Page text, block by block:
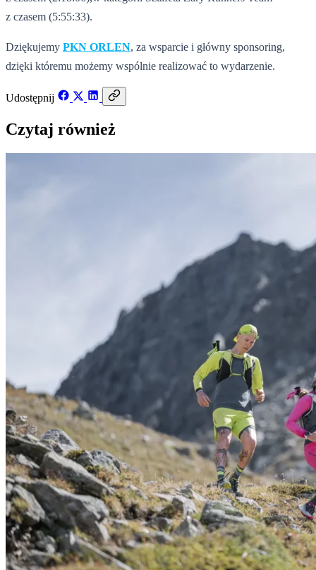
z czasem (5:55:33).
Dziękujemy PKN ORLEN, za wsparcie i główny sponsoring,
dzięki któremu możemy wspólnie realizować to wydarzenie.
Udostępnij
Czytaj również